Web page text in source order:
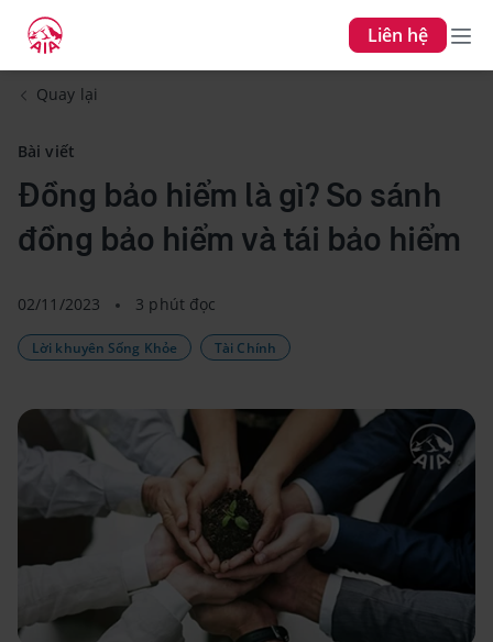
Liên hệ
Quay lại
Bài viết
Đồng bảo hiểm là gì? So sánh
đồng bảo hiểm và tái bảo hiểm
02/11/2023 3 phút đọc
Lời khuyên Sống Khỏe Tài Chính